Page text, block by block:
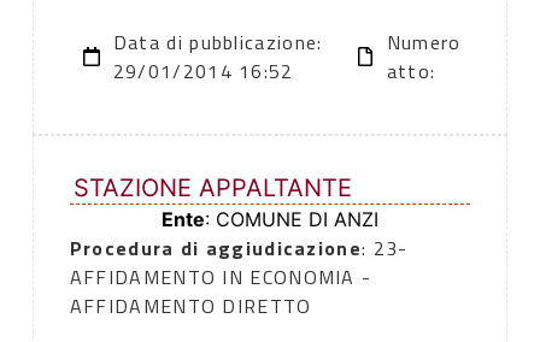
Data di pubblicazione:
29/01/2014 16:52
Numero
atto:
STAZIONE APPALTANTE
Ente: COMUNE DI ANZI
Procedura di aggiudicazione: 23-
AFFIDAMENTO IN ECONOMIA -
AFFIDAMENTO DIRETTO